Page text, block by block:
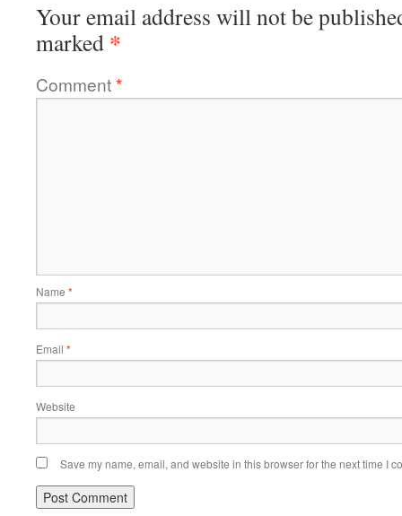
Your email address will not be
marked *
Comment*
Name *
Email *
Website
Save my name, email, and website in this browser for the next time I